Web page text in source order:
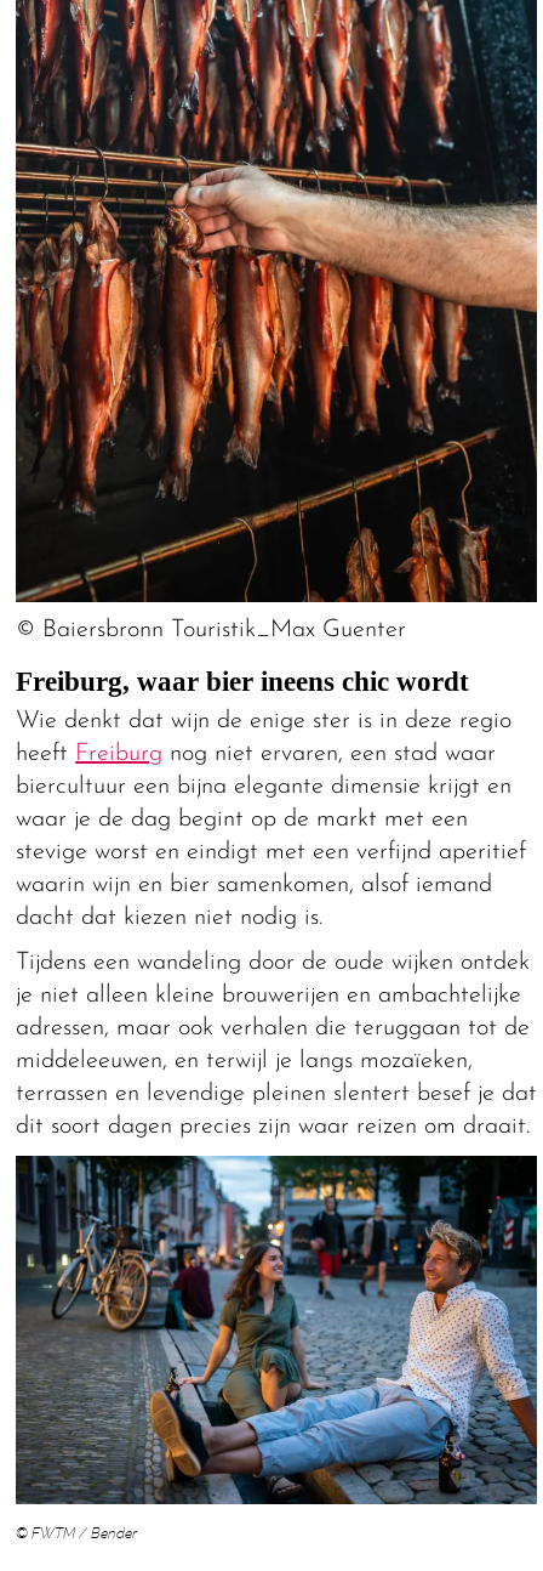
© Baiersbronn Touristik_Max Guenter
Freiburg, waar bier ineens chic wordt
Wie denkt dat wijn de enige ster is in deze regio
heeft Freiburg nog niet ervaren, een stad waar
biercultuur een bijna elegante dimensie krijgt en
waar je de dag begint op de markt met een
stevige worst en eindigt met een verfijnd aperitief
waarin wijn en bier samenkomen, alsof iemand
dacht dat kiezen niet nodig is.
Tijdens een wandeling door de oude wijken ontdek
je niet alleen kleine brouwerijen en ambachtelijke
adressen, maar ook verhalen die teruggaan tot de
middeleeuwen, en terwijl je langs mozaïeken,
terrassen en levendige pleinen slentert besef je dat
dit soort dagen precies zijn waar reizen om draait.
© FWTM / Bender